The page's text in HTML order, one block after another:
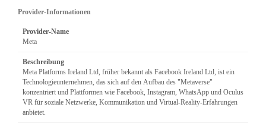
Provider-Informationen
Provider-Name
Meta
Beschreibung
Meta Platforms Ireland Ltd, früher bekannt als Facebook Ireland Ltd, ist ein
Technologieunternehmen, das sich auf den Aufbau des "Metaverse"
konzentriert und Plattformen wie Facebook, Instagram, WhatsApp und Oculus
VR für soziale Netzwerke, Kommunikation und Virtual-Reality-Erfahrungen
anbietet.